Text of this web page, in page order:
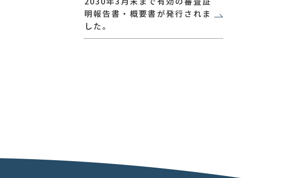
明報告書・概要書が発行されま
した。